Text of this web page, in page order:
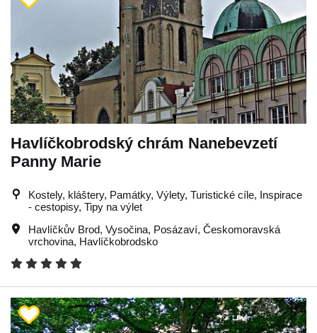
Havlíčkobrodský chrám Nanebevzetí
Panny Marie
Kostely, kláštery, Památky, Výlety, Turistické cíle, Inspirace
- cestopisy, Tipy na výlet
Havlíčkův Brod, Vysočina, Posázaví, Českomoravská
vrchovina, Havlíčkobrodsko